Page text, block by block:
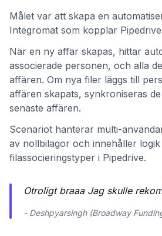
Målet var att skapa en
Integromat som kopplar
När en ny affär skapas, hittar
associerade personen, och alla
affären. Om nya filer läggs till
affären skapats, synkroniseras
senaste affären.
Scenariot hanterar multi-
av nollbilagor och innehåller
filassocieringstyper i Pipedrive.
Otroligt braaa Jag skulle
- Deshpyarsingh (Broadway